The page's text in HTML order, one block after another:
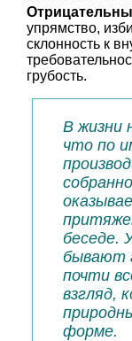
упрямство,
склонность к
грубость.
В жизни
что по
беседе.
бывают
почти
взгляд,
форме.